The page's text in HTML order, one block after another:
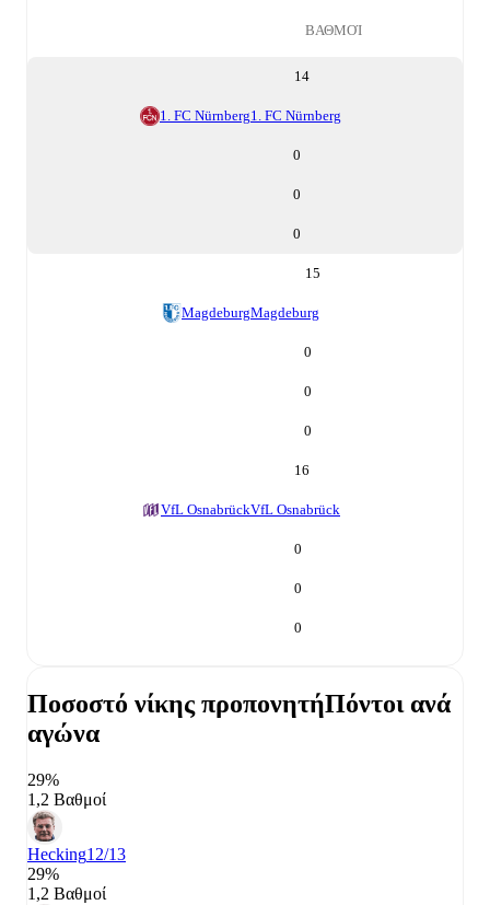
ΒΑΘΜΟΊ
14
1. FC Nürnberg1. FC Nürnberg
0
0
0
15
MagdeburgMagdeburg
0
0
0
16
VfL OsnabrückVfL Osnabrück
0
0
0
Ποσοστό νίκης προπονητήΠόντοι ανά
αγώνα
29%
1,2 Βαθμοί
Hecking12/13
29%
1,2 Βαθμοί